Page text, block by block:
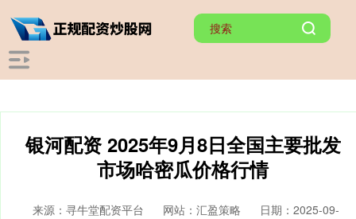
银河配资 2025年9月8日全国主要批发
市场哈密瓜价格行情
来源：寻牛堂配资平台 网站：汇盈策略
日期：2025-09-